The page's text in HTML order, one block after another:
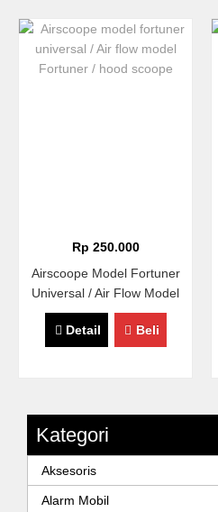
Rp 250.000
Airscoope Model Fortuner
Universal / Air Flow Model
Fortuner / Hood Scoope
Detail
Beli
Kategori
Aksesoris
Alarm Mobil